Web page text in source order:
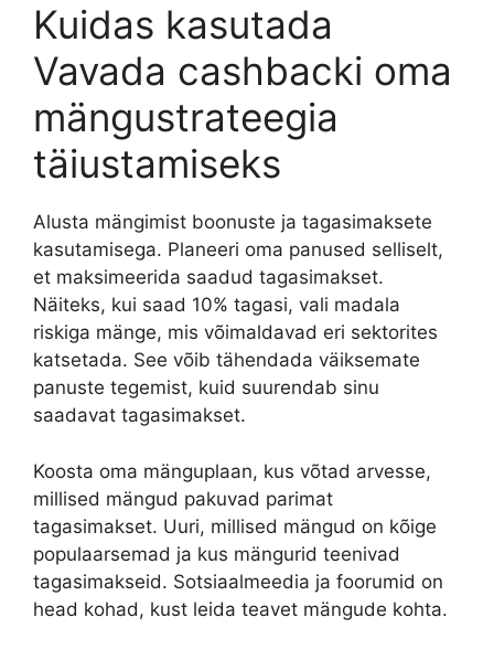
Kuidas kasutada
Vavada cashbacki oma
mängustrateegia
täiustamiseks
Alusta mängimist boonuste ja tagasimaksete
kasutamisega. Planeeri oma panused selliselt,
et maksimeerida saadud tagasimakset.
Näiteks, kui saad 10% tagasi, vali madala
riskiga mänge, mis võimaldavad eri sektorites
katsetada. See võib tähendada väiksemate
panuste tegemist, kuid suurendab sinu
saadavat tagasimakset.
Koosta oma mänguplaan, kus võtad arvesse,
millised mängud pakuvad parimat
tagasimakset. Uuri, millised mängud on kõige
populaarsemad ja kus mängurid teenivad
tagasimakseid. Sotsiaalmeedia ja foorumid on
head kohad, kust leida teavet mängude kohta.